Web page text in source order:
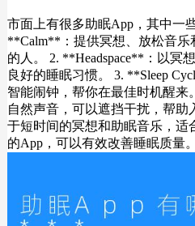
市面上有很多助眠App，其中一
**Calm**：提供冥想、放松音乐
的人。 2. **Headspace**：以冥
良好的睡眠习惯。 3. **Sleep
智能闹钟，帮你在最佳时机醒
自然声音，可以遮挡干扰，帮
于短时间的冥想和助眠音乐，适
的App，可以有效改善睡眠质量。